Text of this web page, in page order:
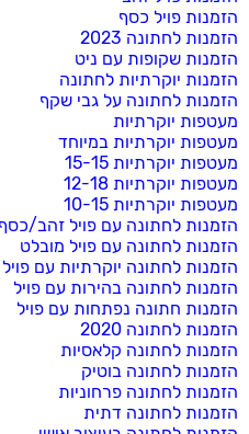
הזמנות פויל כסף
הזמנות לחתונה 2023
הזמנות שקופות עם ניט
הזמנות יוקרתיות לחתונה
הזמנות לחתונה על גבי שקף
מעטפות יוקרתיות
מעטפות יוקרתיות במיוחד
מעטפות יוקרתיות 15-15
מעטפות יוקרתיות 12-18
מעטפות יוקרתיות 10-15
הזמנות לחתונה עם פויל זהב/כסף
הזמנות לחתונה עם פויל מובלט
הזמנות לחתונה יוקרתיות עם פויל
הזמנות לחתונה בהירות עם פויל
הזמנות חתונה נפתחות עם פויל
הזמנות לחתונה 2020
הזמנות לחתונה קלאסיות
הזמנות לחתונה בוטיק
הזמנות לחתונה פרחוניות
הזמנות לחתונה דתית